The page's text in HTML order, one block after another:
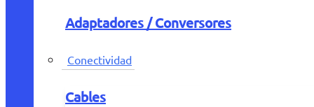
Adaptadores / Conversores
Conectividad
Cables